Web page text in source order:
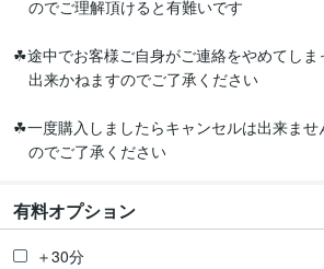
のでご理解頂けると有難いです
☘途中でお客様ご自身がご連絡をやめてしま
出来かねますのでご了承ください
☘一度購入しましたらキャンセルは出来ませ
有料オプション
＋30分